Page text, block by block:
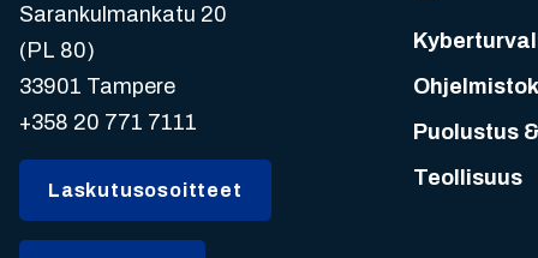
Sarankulmankatu 20
(PL 80)
33901 Tampere
+358 20 771 7111
Laskutusosoitteet
Puolustus
Teollisuus